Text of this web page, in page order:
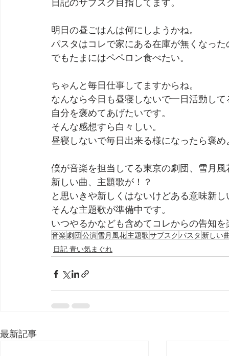
明日の昼ごはんは何にしようかね。
パスタはコレで家にある在庫が無くなっ
でもたまにはペペロン食べたい。
ちゃんと毎日仕事してますからね。
なんなら今日も昼寝しないで一日活動し
自分を褒めてあげたいです。
そんな感想すら白々しい。
昼寝しないで毎日出来る様になったら褒め
僕が音楽を担当してる東京の劇団、雪月
新しい曲、主題歌が！？
と思いきや新しくはないけどある意味新し
そんな主題歌が準備中です。
いつやるかなども含めてコレからの告知
音楽 劇団公演雪月風花主題歌サブスク パスタ 新しい
日記 青い気まぐれ
最新記事